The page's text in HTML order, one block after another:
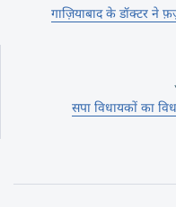
गाज़ियाबाद के डॉक्टर ने
सपा विधायकों का